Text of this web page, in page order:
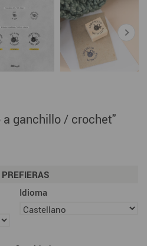
a ganchillo / crochet"
Idioma